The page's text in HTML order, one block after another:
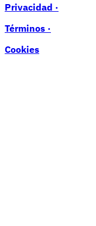
Privacidad ·
Términos ·
Cookies